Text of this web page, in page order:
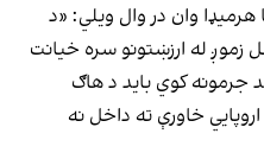
هرمیډا وان در وال ویلي: «د
زموږ له ارزښتونو سره خیانت
کوي باید د هاګ
خاورې ته داخل نه